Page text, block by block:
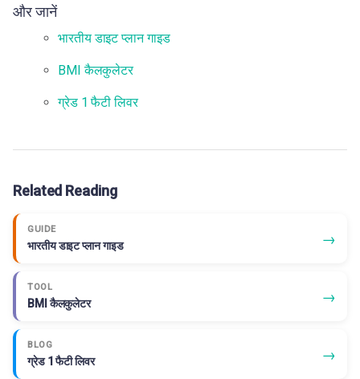
और जानें
भारतीय डाइट प्लान गाइड
BMI कैलकुलेटर
ग्रेड 1 फैटी लिवर
Related Reading
GUIDE
भारतीय डाइट प्लान गाइड →
TOOL
BMI कैलकुलेटर →
BLOG
ग्रेड 1 फैटी लिवर →